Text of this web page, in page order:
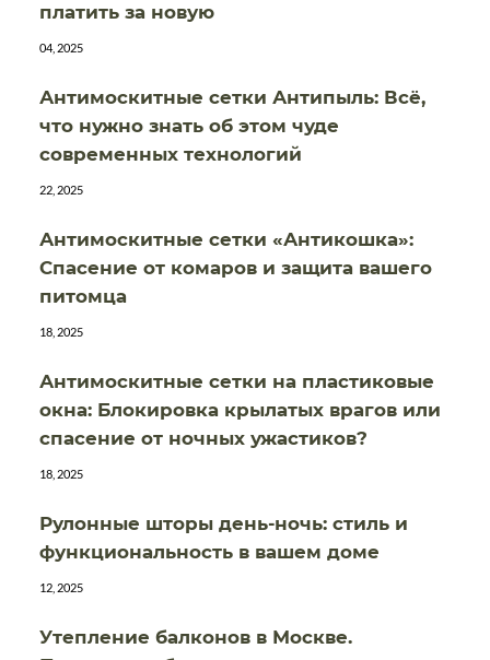
платить за новую
04, 2025
Антимоскитные сетки Антипыль: Всё,
что нужно знать об этом чуде
современных технологий
22, 2025
Антимоскитные сетки «Антикошка»:
Спасение от комаров и защита вашего
питомца
18, 2025
Антимоскитные сетки на пластиковые
окна: Блокировка крылатых врагов или
спасение от ночных ужастиков?
18, 2025
Рулонные шторы день-ночь: стиль и
функциональность в вашем доме
12, 2025
Утепление балконов в Москве.